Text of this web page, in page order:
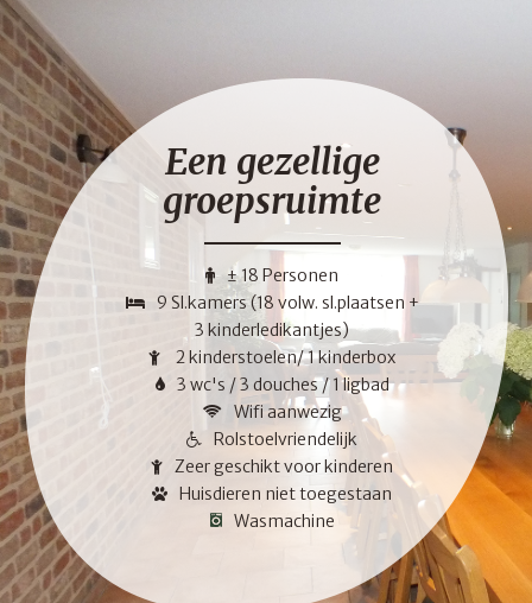
Een gezellige
groepsruimte
± 18 Personen
9 Sl.kamers (18 volw. sl.plaatsen +
3 kinderledikantjes)
2 kinderstoelen/ 1 kinderbox
3 wc's / 3 douches / 1 ligbad
Wifi aanwezig
Rolstoelvriendelijk
Zeer geschikt voor kinderen
Huisdieren niet toegestaan
Wasmachine